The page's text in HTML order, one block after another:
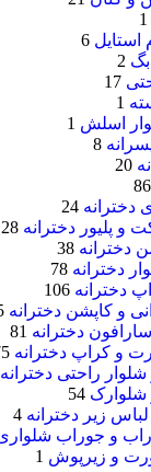
6
2
17
1
اسلش 1
8
20
24
پلیور دخترانه 28
38
78
106
و کاپشن دخترانه 35
دخترانه 81
کراپ دخترانه 75
راحتی دخترانه 25
54
زیر دخترانه 4
و جوراب شلواری 2
و زیرپوش 1